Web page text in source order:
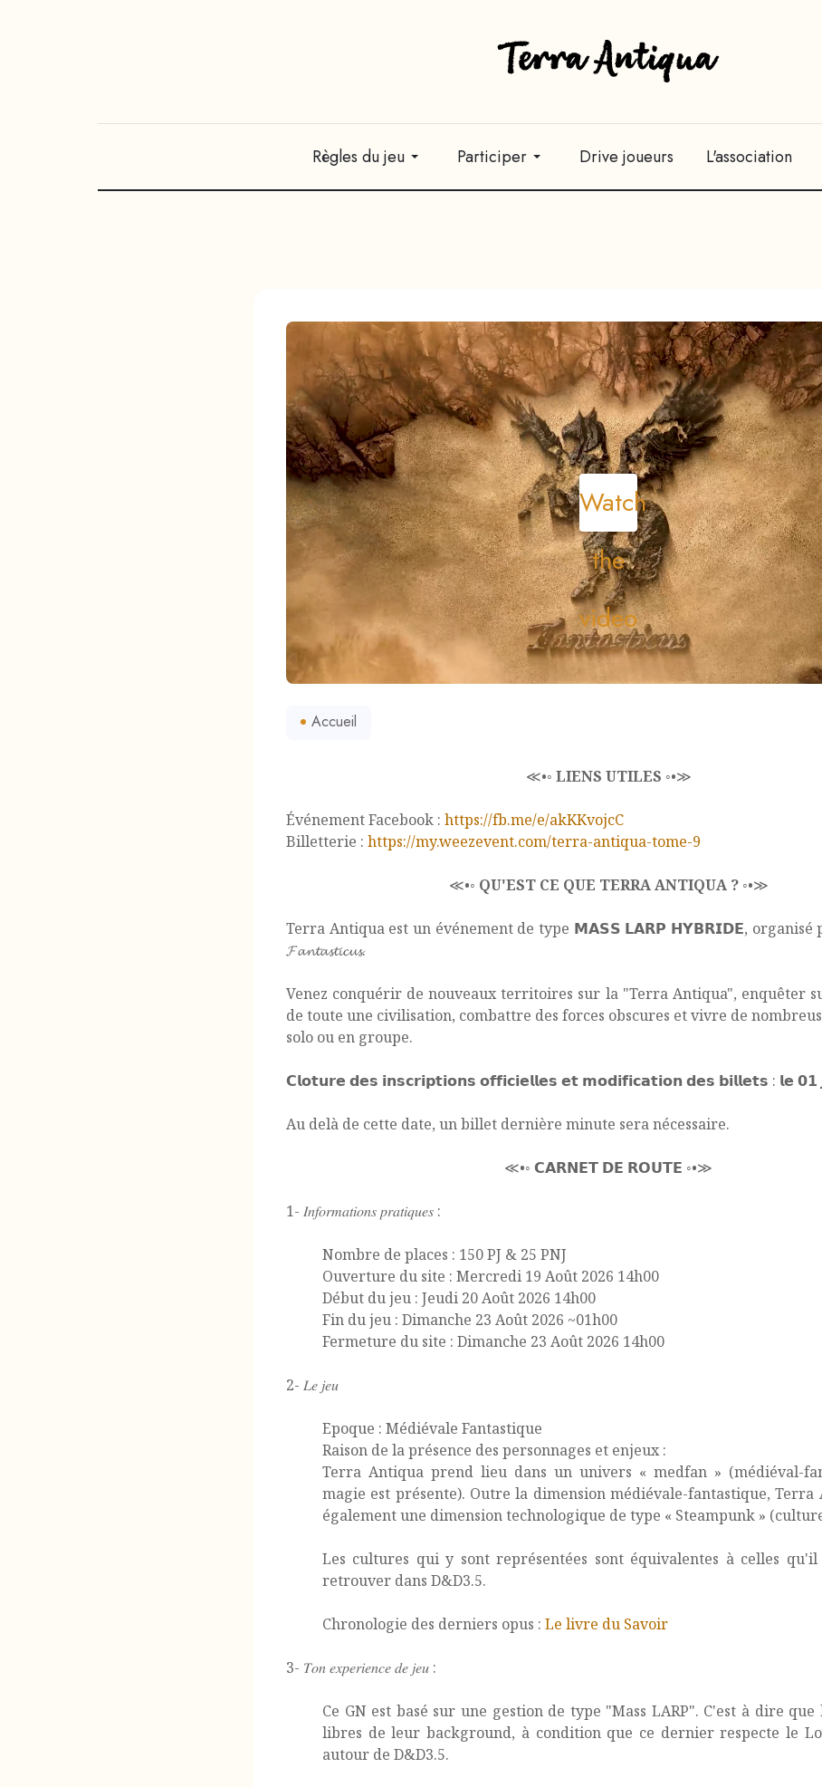
Règles du jeu Participer Drive joueurs L'association
Watch
the
video
Accueil
≪•◦ LIENS UTILES ◦•≫
Événement Facebook : https://fb.me/e/akKKvojcC
Billetterie : https://my.weezevent.com/terra-antiqua-tome-9
≪•◦ QU'EST CE QUE TERRA ANTIQUA ?◦•≫
Terra Antiqua est un événement de type 𝗠𝗔𝗦𝗦 𝗟𝗔𝗥𝗣 𝗛𝗬𝗕𝗥𝗜𝗗𝗘, organisé
𝓕𝓪𝓷𝓽𝓪𝓼𝓽𝓲𝓬𝓾𝓼.
Venez conquérir de nouveaux territoires sur la "Terra Antiqua", enquêter
de toute une civilisation, combattre des forces obscures et vivre de
solo ou en groupe.
𝗖𝗹𝗼𝘁𝘂𝗿𝗲 𝗱𝗲𝘀 𝗶𝗻𝘀𝗰𝗿𝗶𝗽𝘁𝗶𝗼𝗻𝘀 𝗼𝗳𝗳𝗶𝗰𝗶𝗲𝗹𝗹𝗲𝘀 𝗲𝘁 𝗺𝗼𝗱𝗶𝗳𝗶𝗰𝗮𝘁𝗶𝗼𝗻 𝗱𝗲𝘀 𝗯𝗶𝗹𝗹𝗲𝘁𝘀 : 𝗹𝗲 𝟬𝟭
Au delà de cette date, un billet dernière minute sera nécessaire.
≪•◦ 𝗖𝗔𝗥𝗡𝗘𝗧 𝗗𝗘 𝗥𝗢𝗨𝗧𝗘 ◦•≫
1- 𝐼𝑛𝑓𝑜𝑟𝑚𝑎𝑡𝑖𝑜𝑛𝑠 𝑝𝑟𝑎𝑡𝑖𝑞𝑢𝑒𝑠 :
Nombre de places : 150 PJ & 25 PNJ
Ouverture du site : Mercredi 19 Août 2026 14h00
Début du jeu : Jeudi 20 Août 2026 14h00
Fin du jeu : Dimanche 23 Août 2026 ~01h00
Fermeture du site : Dimanche 23 Août 2026 14h00
2- 𝐿𝑒 𝑗𝑒𝑢
Epoque : Médiévale Fantastique
Raison de la présence des personnages et enjeux :
Terra Antiqua prend lieu dans un univers « medfan » (médiéval-
magie est présente). Outre la dimension médiévale-fantastique,
également une dimension technologique de type « Steampunk »
Les cultures qui y sont représentées sont équivalentes à celles qu'il
retrouver dans D&D3.5.
Chronologie des derniers opus : Le livre du Savoir
3- 𝑇𝑜𝑛 𝑒𝑥𝑝𝑒𝑟𝑖𝑒𝑛𝑐𝑒 𝑑𝑒 𝑗𝑒𝑢 :
Ce GN est basé sur une gestion de type "Mass LARP". C'est à dire
libres de leur background, à condition que ce dernier respecte le
autour de D&D3.5.